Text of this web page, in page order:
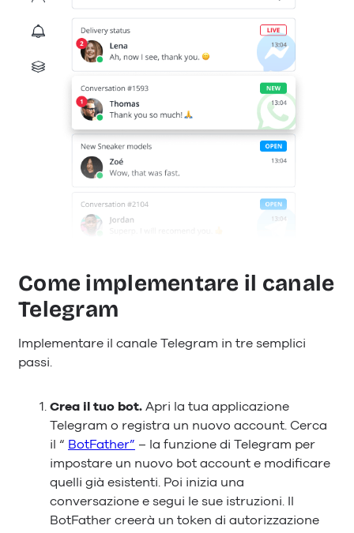
Come implementare il canale
Telegram
Implementare il canale Telegram in tre semplici
passi.
Crea il tuo bot.Apri la tua applicazione
Telegram o registra un nuovo account. Cerca
il “ BotFather” – la funzione di Telegram per
impostare un nuovo bot account e modificare
quelli già esistenti. Poi inizia una
conversazione e segui le sue istruzioni. Il
BotFather creerà un token di autorizzazione